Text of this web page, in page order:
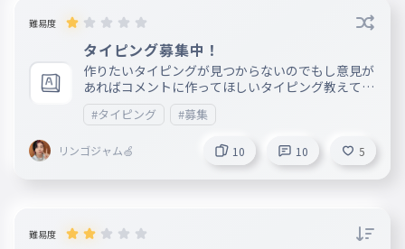
難易度
タイピング募集中！
作りたいタイピングが見つからないのでもし意見が
あればコメントに作ってほしいタイピング教えてく
ださい
#タイピング #募集
リンゴジャム🍏 10 10 5
難易度